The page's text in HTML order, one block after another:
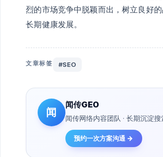
烈的市场竞争中脱颖而出，树立良好
长期健康发展。
文章标签 #SEO
闻
闻传GEO
闻传网络内容团队 · 长期沉淀
预约一次方案沟通 →